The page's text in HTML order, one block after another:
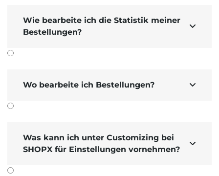
Wie bearbeite ich die Statistik meiner
Bestellungen?

Wo bearbeite ich Bestellungen? 
Was kann ich unter Customizing bei
SHOPX für Einstellungen vornehmen?
